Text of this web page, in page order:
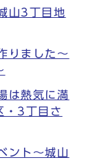
山3丁目地
りました～
は熱気に満
・3丁目さ
ント～城山